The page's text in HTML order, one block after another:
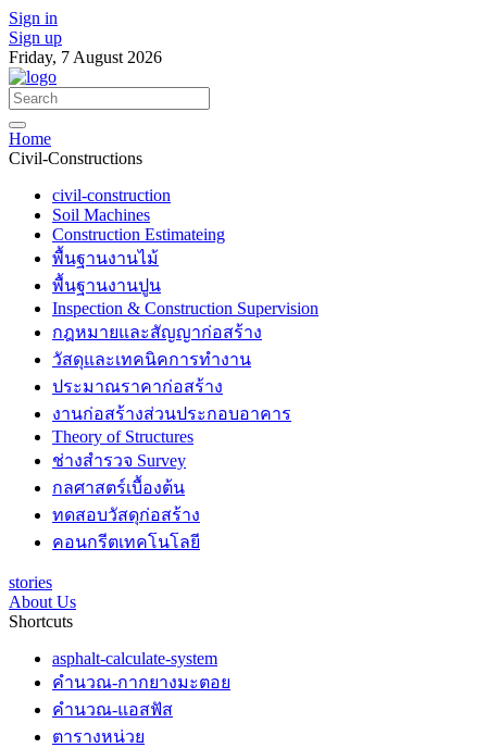
Sign in
Sign up
Friday, 7 August 2026
Home
Civil-Constructions
civil-construction
Soil Machines
Construction Estimateing
พื้นฐานงานไม้
พื้นฐานงานปูน
Inspection & Construction Supervision
กฎหมายและสัญญาก่อสร้าง
วัสดุและเทคนิคการทำงาน
ประมาณราคาก่อสร้าง
งานก่อสร้างส่วนประกอบอาคาร
Theory of Structures
ช่างสำรวจ Survey
กลศาสตร์เบื้องต้น
ทดสอบวัสดุก่อสร้าง
คอนกรีตเทคโนโลยี
stories
About Us
Shortcuts
asphalt-calculate-system
คำนวณ-กากยางมะตอย
คำนวณ-แอสฟัส
ตารางหน่วย